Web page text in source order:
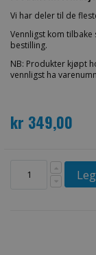
Vi har deler til de
Vennligst kom
bestilling.
NB: Produkter kjøpt
vennligst ha
kr 349,00